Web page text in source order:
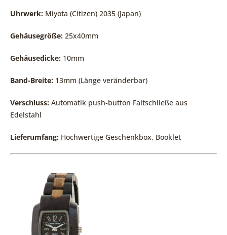
Uhrwerk: Miyota (Citizen) 2035 (Japan)
Gehäusegröße: 25x40mm
Gehäusedicke: 10mm
Band-Breite: 13mm (Länge veränderbar)
Verschluss: Automatik push-button Faltschließe aus
Edelstahl
Lieferumfang: Hochwertige Geschenkbox, Booklet